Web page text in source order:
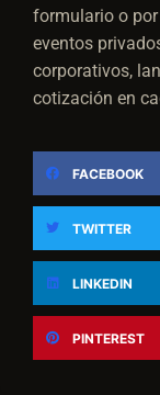
formulario o
eventos
corporativos,
cotización en
FACEBOOK
TWITTER
LINKEDIN
PINTEREST